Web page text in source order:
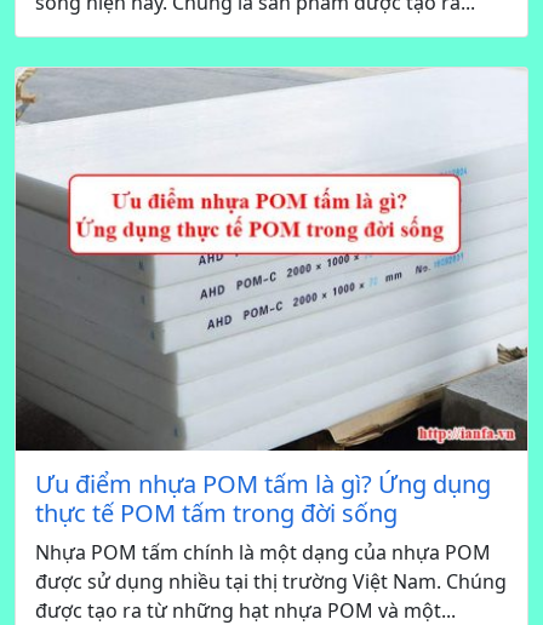
Ưu điểm nhựa POM tấm là gì? Ứng dụng
thực tế POM tấm trong đời sống
Nhựa POM tấm chính là một dạng của nhựa POM
được sử dụng nhiều tại thị trường Việt Nam. Chúng
được tạo ra từ những hạt nhựa POM và một...